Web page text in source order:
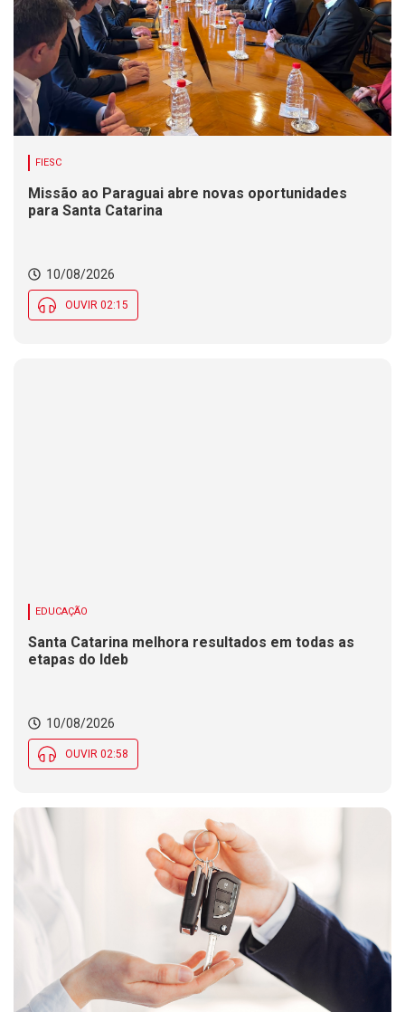
FIESC
Missão ao Paraguai abre novas oportunidades
para Santa Catarina
10/08/2026
OUVIR 02:15
EDUCAÇÃO
Santa Catarina melhora resultados em todas as
etapas do Ideb
10/08/2026
OUVIR 02:58